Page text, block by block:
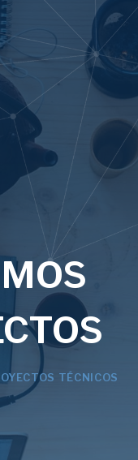
TÉCNICOS